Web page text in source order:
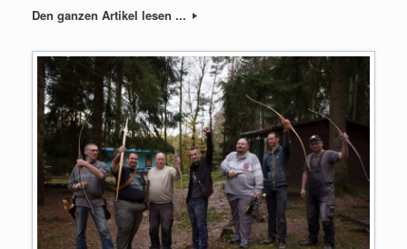
Den ganzen Artikel lesen ...